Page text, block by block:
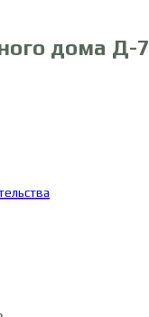
дома Д-7